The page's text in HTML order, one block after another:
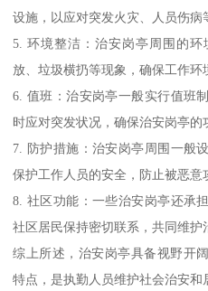
设施，以应对突发火灾、人员伤病
5. 环境整洁：治安岗亭周围的
放、垃圾横扔等现象，确保工作环
6. 值班：治安岗亭一般实行值班
时应对突发状况，确保治安岗亭的
7. 防护措施：治安岗亭周围一般
保护工作人员的安全，防止被恶意
8. 社区功能：一些治安岗亭还承
社区居民保持密切联系，共同维护
综上所述，治安岗亭具备视野开
特点，是执勤人员维护社会治安和